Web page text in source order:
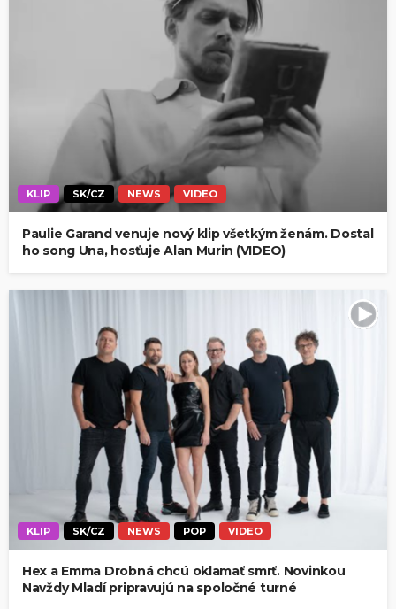
KLIP SK/CZ NEWS VIDEO
Paulie Garand venuje nový klip všetkým ženám. Dostal
ho song Una, hosťuje Alan Murin (VIDEO)
KLIP SK/CZ NEWS POP VIDEO
Hex a Emma Drobná chcú oklamať smrť. Novinkou
Navždy Mladí pripravujú na spoločné turné